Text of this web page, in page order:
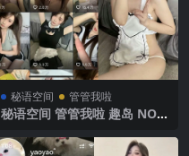
秘语空间 管管我啦
秘语空间 管管我啦 趣岛 NO.0
版